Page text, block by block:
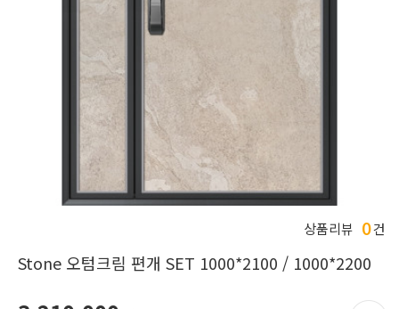
상품리뷰 0건
Stone 오텀크림 편개 SET 1000*2100 / 1000*2200